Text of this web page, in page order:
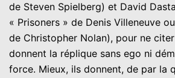
de Steven Spielberg) et David
« Prisoners » de Denis Villeneuve
de Christopher Nolan), pour ne citer
donnent la réplique sans ego ni
force. Mieux, ils donnent, de par la